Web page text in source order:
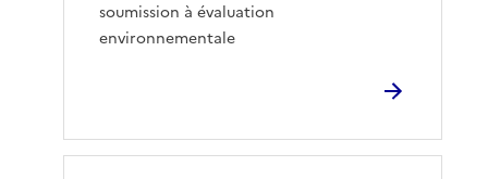
soumission à évaluation
environnementale